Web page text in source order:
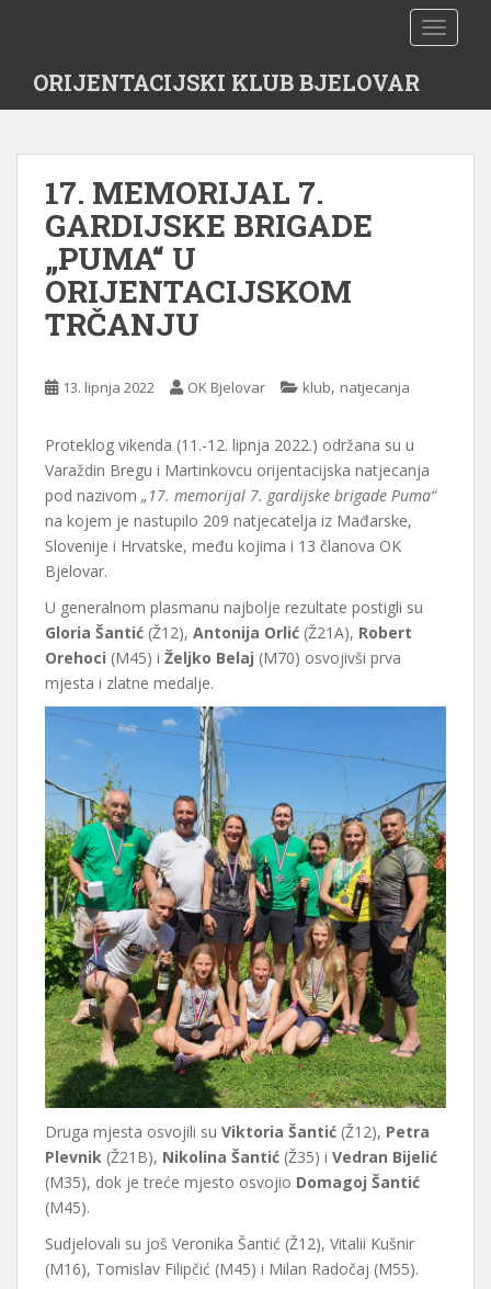
t
ORIJENTACIJSKI KLUB BJELOVAR
17. MEMORIJAL 7.
GARDIJSKE BRIGADE
„PUMA“ U
ORIJENTACIJSKOM
TRČANJU
13. lipnja 2022 OK Bjelovar klub, natjecanja
Proteklog vikenda (11.-12. lipnja 2022.) održana su u
Varaždin Bregu i Martinkovcu orijentacijska natjecanja
pod nazivom „17. memorijal 7. gardijske brigade Puma“
na kojem je nastupilo 209 natjecatelja iz Mađarske,
Slovenije i Hrvatske, među kojima i 13 članova OK
Bjelovar.
U generalnom plasmanu najbolje rezultate postigli su
Gloria Šantić (Ž12), Antonija Orlić (Ž21A), Robert
Orehoci (M45) i Željko Belaj (M70) osvojivši prva
mjesta i zlatne medalje.
Druga mjesta osvojili su Viktoria Šantić (Ž12), Petra
Plevnik (Ž21B), Nikolina Šantić (Ž35) i Vedran Bijelić
(M35), dok je treće mjesto osvojio Domagoj Šantić
(M45).
Sudjelovali su još Veronika Šantić (Ž12), Vitalii Kušnir
(M16), Tomislav Filipčić (M45) i Milan Radočaj (M55).